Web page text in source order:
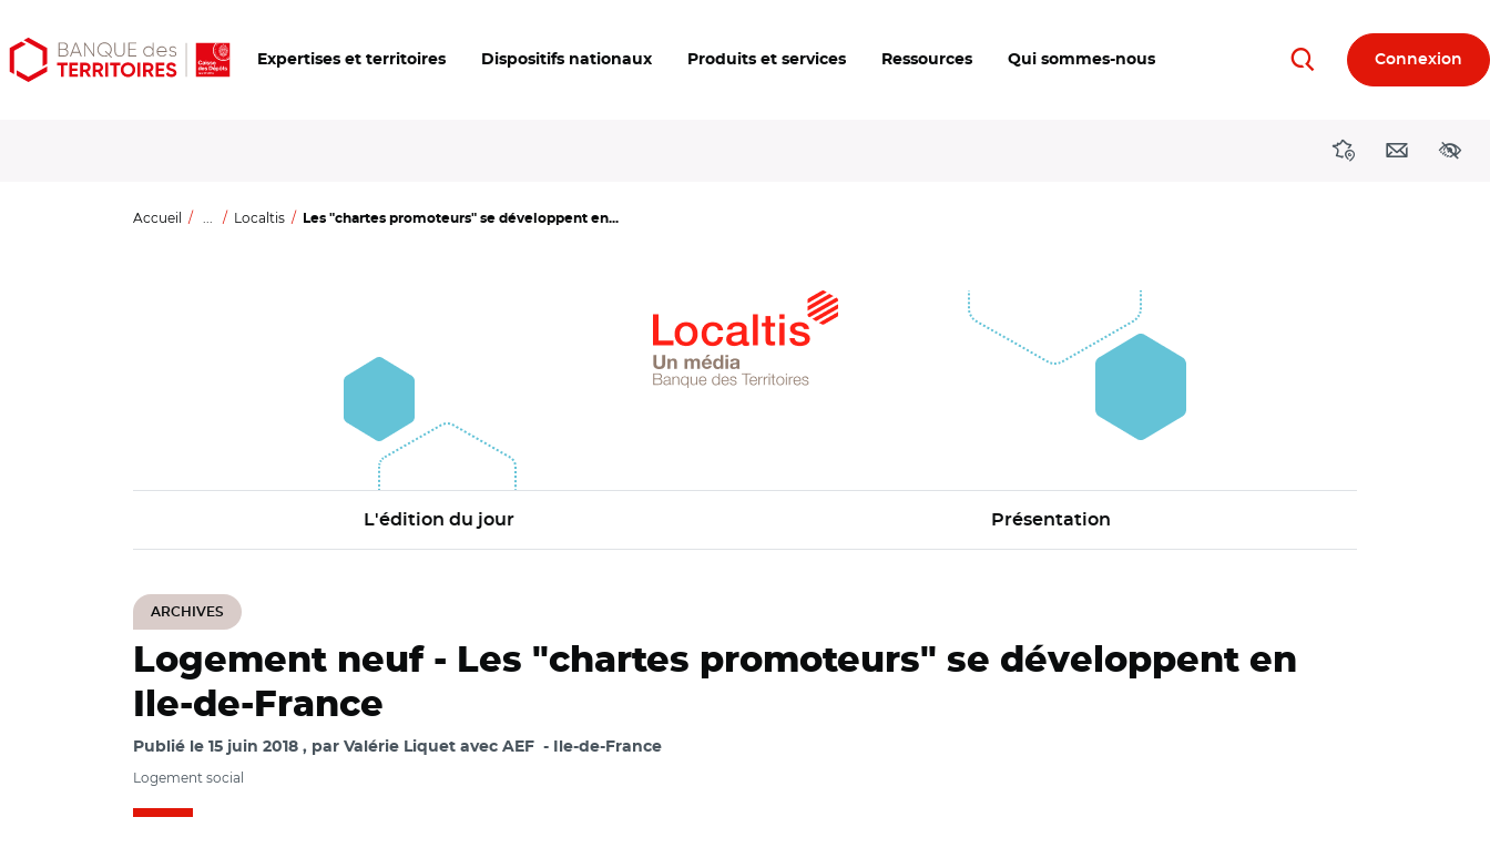
Aller
au
Aller
au
Ouvrir
les
Expertises et territoires Dispositifs nationaux Produits et services Ressources Qui sommes-nous RechercherConnexion
DirectionsContact
Accueil ... Localtis Les "chartes promoteurs" se développent en...
L'édition du jour Présentation
ARCHIVES
Logement neuf - Les "chartes promoteurs" se développent en
Ile-de-France
Publié le 15 juin 2018 par Valérie Liquet avec AEF Ile-de-France
Logement social